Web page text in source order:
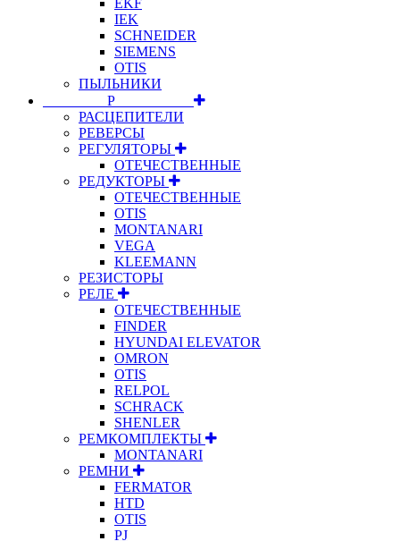
IEK
SCHNEIDER
SIEMENS
OTIS
ПЫЛЬНИКИ
⠀⠀⠀⠀⠀⠀Р⠀⠀⠀⠀⠀⠀⠀
РАСЦЕПИТЕЛИ
РЕВЕРСЫ
РЕГУЛЯТОРЫ
ОТЕЧЕСТВЕННЫЕ
РЕДУКТОРЫ
ОТЕЧЕСТВЕННЫЕ
OTIS
MONTANARI
VEGA
KLEEMANN
РЕЗИСТОРЫ
РЕЛЕ
ОТЕЧЕСТВЕННЫЕ
FINDER
HYUNDAI ELEVATOR
OMRON
OTIS
RELPOL
SCHRACK
SHENLER
РЕМКОМПЛЕКТЫ
MONTANARI
РЕМНИ
FERMATOR
HTD
OTIS
PJ